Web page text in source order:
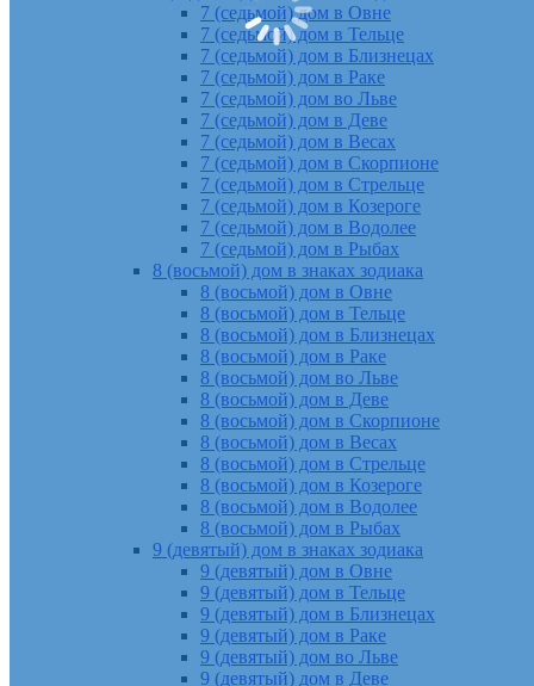
7 (седьмой) дом в Овне
7 (седьмой) дом в Тельце
7 (седьмой) дом в Близнецах
7 (седьмой) дом в Раке
7 (седьмой) дом во Льве
7 (седьмой) дом в Деве
7 (седьмой) дом в Весах
7 (седьмой) дом в Скорпионе
7 (седьмой) дом в Стрельце
7 (седьмой) дом в Козероге
7 (седьмой) дом в Водолее
7 (седьмой) дом в Рыбах
8 (восьмой) дом в знаках зодиака
8 (восьмой) дом в Овне
8 (восьмой) дом в Тельце
8 (восьмой) дом в Близнецах
8 (восьмой) дом в Раке
8 (восьмой) дом во Льве
8 (восьмой) дом в Деве
8 (восьмой) дом в Скорпионе
8 (восьмой) дом в Весах
8 (восьмой) дом в Стрельце
8 (восьмой) дом в Козероге
8 (восьмой) дом в Водолее
8 (восьмой) дом в Рыбах
9 (девятый) дом в знаках зодиака
9 (девятый) дом в Овне
9 (девятый) дом в Тельце
9 (девятый) дом в Близнецах
9 (девятый) дом в Раке
9 (девятый) дом во Льве
9 (девятый) дом в Деве